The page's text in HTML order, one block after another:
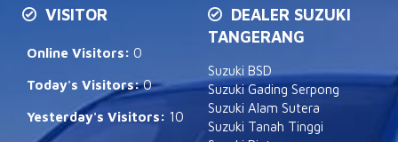
VISITOR
Online Visitors: 0
Today's Visitors:0
Yesterday's Visitors: 10
DEALER SUZUKI
TANGERANG
Suzuki BSD
Suzuki Gading Serpong
Suzuki Alam Sutera
Suzuki Tanah Tinggi